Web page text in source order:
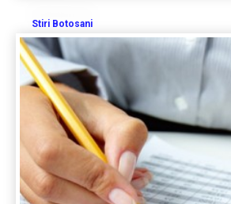
Stiri Botosani